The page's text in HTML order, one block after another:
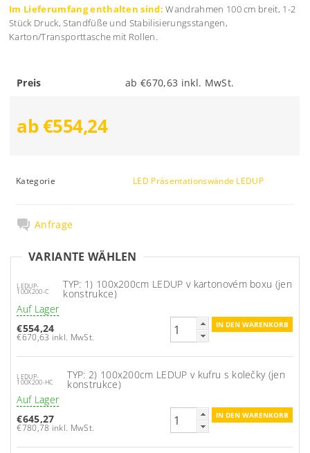
Im Lieferumfang enthalten sind: Wandrahmen 100 cm breit, 1-2
Stück Druck, Standfüße und Stabilisierungsstangen,
Karton/Transporttasche mit Rollen.
Preis ab €670,63 inkl. MwSt.
ab €554,24
Kategorie LED Präsentationswände LEDUP
Anfrage
VARIANTE WÄHLEN
LEDUP-
100X200-C
TYP: 1) 100x200cm LEDUP v kartonovém boxu (jen
konstrukce)
Auf Lager
€554,24
€670,63 inkl. MwSt.
LEDUP-
100X200-HC
TYP: 2) 100x200cm LEDUP v kufru s kolečky (jen
konstrukce)
Auf Lager
€645,27
€780,78 inkl. MwSt.